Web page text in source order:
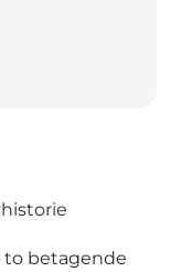
to betagende